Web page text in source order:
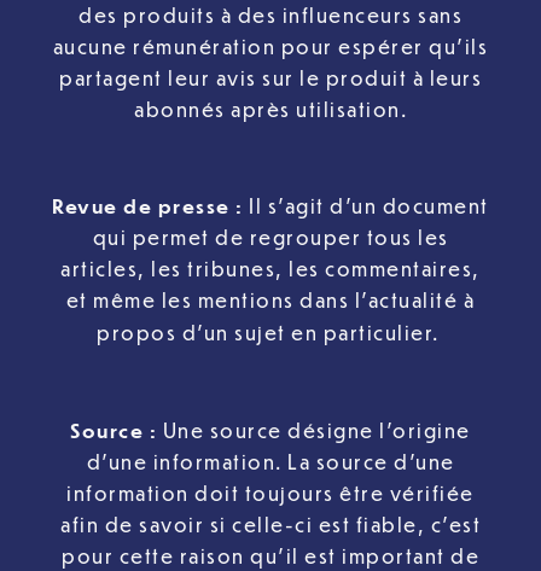
des produits à des influenceurs sans
aucune rémunération pour espérer qu’ils
partagent leur avis sur le produit à leurs
abonnés après utilisation.
Revue de presse : Il s’agit d’un document
qui permet de regrouper tous les
articles, les tribunes, les commentaires,
et même les mentions dans l’actualité à
propos d’un sujet en particulier.
Source : Une source désigne l’origine
d’une information. La source d’une
information doit toujours être vérifiée
afin de savoir si celle-ci est fiable, c’est
pour cette raison qu’il est important de